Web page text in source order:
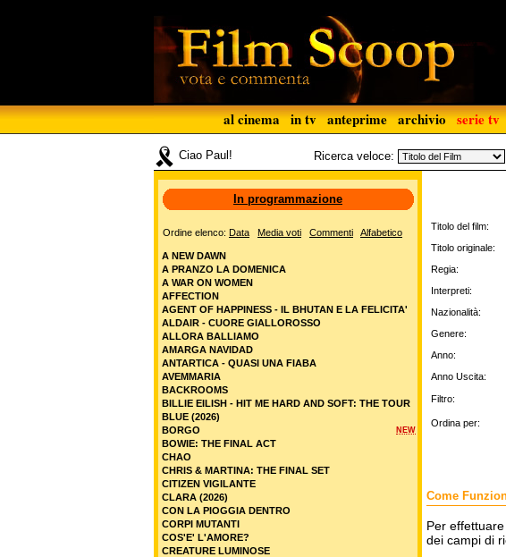
al cinema in tv anteprime archivio serie tv
Ciao Paul! Ricerca veloce:
Titolo del film:
Titolo originale:
Regia:
Interpreti:
Nazionalità:
Genere:
Anno:
Anno Uscita:
Filtro:
Ordina per:
Come
Per
dei campi di
In programmazione
Ordine elenco: Data Media voti Commenti Alfabetico
A NEW DAWN
A PRANZO LA DOMENICA
A WAR ON WOMEN
AFFECTION
AGENT OF HAPPINESS - IL BHUTAN E LA FELICITA'
ALDAIR - CUORE GIALLOROSSO
ALLORA BALLIAMO
AMARGA NAVIDAD
ANTARTICA - QUASI UNA FIABA
AVEMMARIA
BACKROOMS
BILLIE EILISH - HIT ME HARD AND SOFT: THE TOUR
BLUE (2026)
NEW
BORGO
BOWIE: THE FINAL ACT
CHAO
CHRIS & MARTINA: THE FINAL SET
CITIZEN VIGILANTE
CLARA (2026)
CON LA PIOGGIA DENTRO
CORPI MUTANTI
COS'E' L'AMORE?
CREATURE LUMINOSE